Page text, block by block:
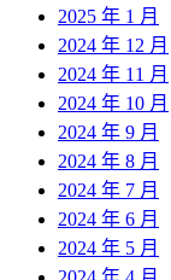
2025 年 1 月
2024 年 12 月
2024 年 11 月
2024 年 10 月
2024 年 9 月
2024 年 8 月
2024 年 7 月
2024 年 6 月
2024 年 5 月